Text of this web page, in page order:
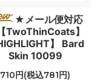
★メール便対応
TwoThinCoats】
】 Bard
Skin 10099
710円(税込781円)